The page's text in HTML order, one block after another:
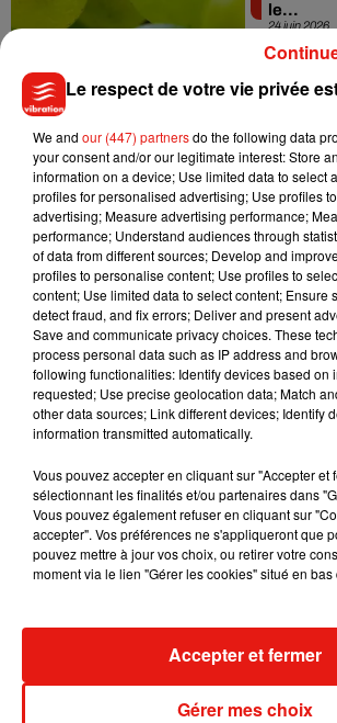
24 juin 2026
le...
24 juin 2026
d’une
un
Musique
Le respect de votre vie privée
We and our (447) partnersdo the following data
your consent and/or our legitimate interest: Store
information on a device; Use limited data to select
profiles for personalised advertising; Use profiles
advertising; Measure advertising performance;
performance; Understand audiences through
of data from different sources; Develop and
profiles to personalise content; Use profiles to
content; Use limited data to select content; Ensure
detect fraud, and fix errors; Deliver and present
Save and communicate privacy choices. These
process personal data such as IP address and
following functionalities: Identify devices based on
requested; Use precise geolocation data; Match
other data sources; Link different devices; Identify
information transmitted automatically.
Vous pouvez accepter en cliquant sur "Accepter et
sélectionnant les finalités et/ou partenaires dans
Vous pouvez également refuser en cliquant sur
accepter". Vos préférences ne s'appliqueront que
pouvez mettre à jour vos choix, ou retirer votre
moment via le lien "Gérer les cookies" situé en
Gérer mes choix
Accepter et fermer